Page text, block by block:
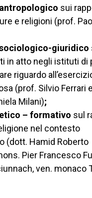
sui
e religioni (prof.
giuridico
in atto negli istituti di
riguardo
(prof. Silvio Ferrari e
Milani);
– formativo sul
nel contesto
(dott. Hamid Roberto
Pier Francesco
ven. monaco